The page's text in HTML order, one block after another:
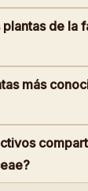
de la
más